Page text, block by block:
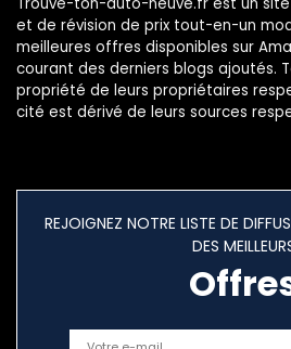
et de révision de prix tout-en-un
meilleures offres disponibles sur
courant des derniers blogs ajoutés.
propriété de leurs propriétaires
cité est dérivé de leurs sources
REJOIGNEZ NOTRE LISTE DE
DES